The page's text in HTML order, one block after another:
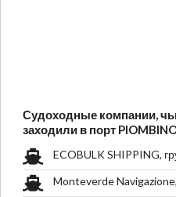
Судоходные компании,
заходили в порт
ECOBULK SHIPPING,
Monteverde